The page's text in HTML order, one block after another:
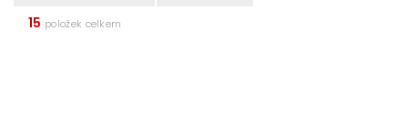
15 položek celkem